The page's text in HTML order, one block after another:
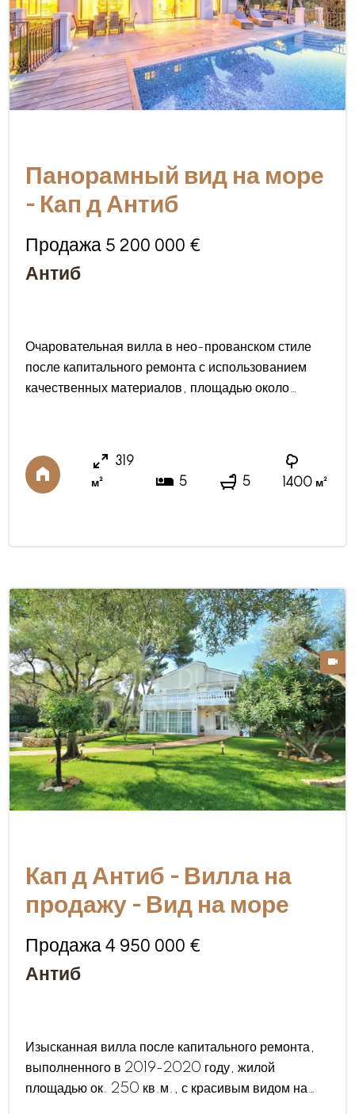
Панорамный вид на море
- Кап д Антиб
Продажа 5 200 000 €
Антиб
Очаровательная вилла в нео-прованском стиле
после капитального ремонта с использованием
качественных материалов, площадью около
террасу, отдельная оборудованная кухня, пять
спален с ванными комнатами, кабинет, гостевой
319
м²
5 5 1400 м²
Кап д Антиб - Вилла на
продажу - Вид на море
Продажа 4 950 000 €
Антиб
Изысканная вилла после капитального ремонта,
выполненного в 2019-2020 году, жилой
площадью ок. 250 кв.м., с красивым видом на